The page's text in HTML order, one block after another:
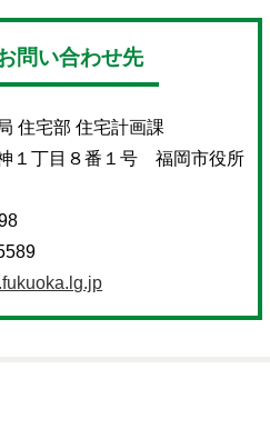
問い合わせ先
住宅部 住宅計画課
１丁目８番１号 福岡市役所